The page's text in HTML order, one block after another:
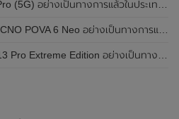
อย่างเป็นทางการแล้วในประเทศอินเดีย
อย่างเป็นทางการแล้วในประเทศไทย ในราคา 8,499 บาท
Edition อย่างเป็นทางการแล้วในประเทศจีน